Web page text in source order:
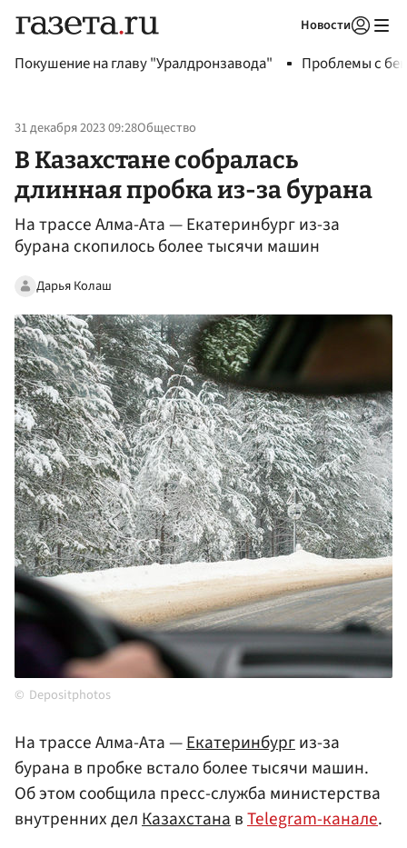
Новости
Покушение на главу "Уралдронзавода" Проблемы с
31 декабря 2023 09:28Общество
В Казахстане собралась
длинная пробка из-за бурана
На трассе Алма-Ата — Екатеринбург из-за
бурана скопилось более тысячи машин
Дарья Колаш
Depositphotos
На трассе Алма-Ата —Екатеринбургиз-за
бурана в пробке встало более тысячи машин.
Об этом сообщила пресс-служба министерства
внутренних делКазахстанавTelegram-канале.